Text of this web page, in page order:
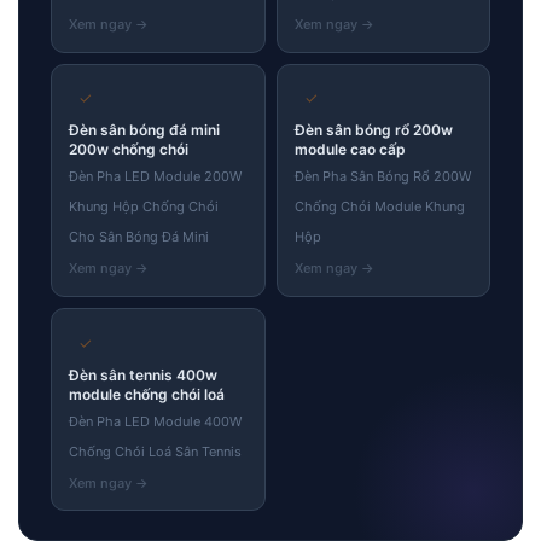
✓
Đèn sân bóng đá mini
200w chống chói
Đèn Pha LED Module 200W
Khung Hộp Chống Chói
Cho Sân Bóng Đá Mini
✓
Đèn sân bóng rổ 200w
module cao cấp
Đèn Pha Sân Bóng Rổ 200W
Chống Chói Module Khung
Hộp
✓
Đèn sân tennis 400w
module chống chói loá
Đèn Pha LED Module 400W
Chống Chói Loá Sân Tennis